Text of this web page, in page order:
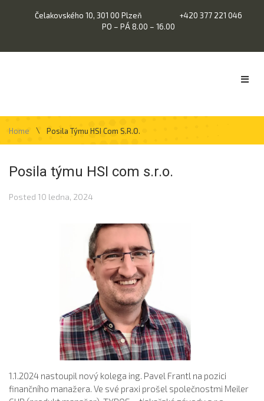
Čelakovského 10, 301 00 Plzeň
+420 377 221 046
PO – PÁ 8.00 – 16.00
Home \ Posila Týmu HSI Com S.r.o.
Posila týmu HSI com s.r.o.
Posted 10 ledna, 2024
1.1.2024 nastoupil nový kolega ing. Pavel Frantl na pozici
finančního manažera. Ve své praxi prošel společnostmi Meiler